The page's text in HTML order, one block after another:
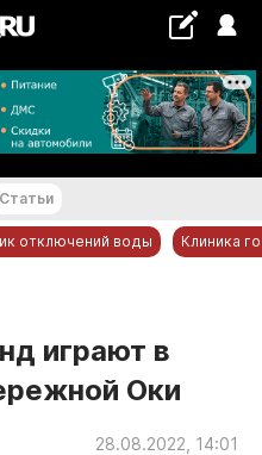
°С
Статьи
отключений воды Клиника
играют в
Оки
28.08.2022, 14:01